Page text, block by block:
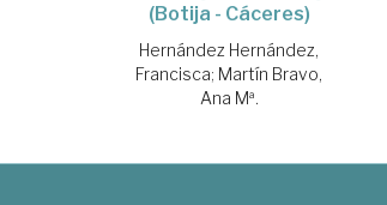
(Botija - Cáceres)
Hernández Hernández,
Francisca; Martín Bravo,
Ana Mª.